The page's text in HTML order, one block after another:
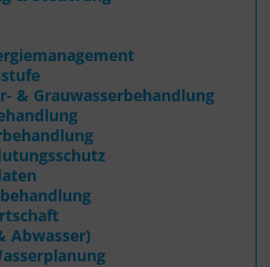
& Grauwasserbehandlung
Abwasser)